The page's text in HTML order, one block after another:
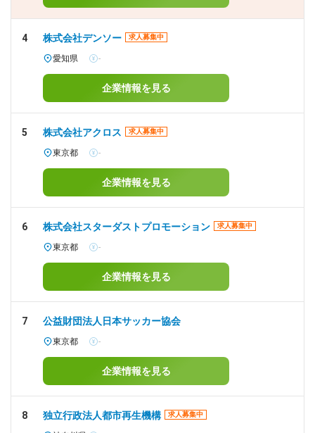
4 株式会社デンソー 求人募集中
愛知県 -
企業情報を見る
5 株式会社アクロス 求人募集中
東京都 -
企業情報を見る
6 株式会社スターダストプロモーション 求人募集中
東京都 -
企業情報を見る
7 公益財団法人日本サッカー協会
東京都 -
企業情報を見る
8 独立行政法人都市再生機構 求人募集中